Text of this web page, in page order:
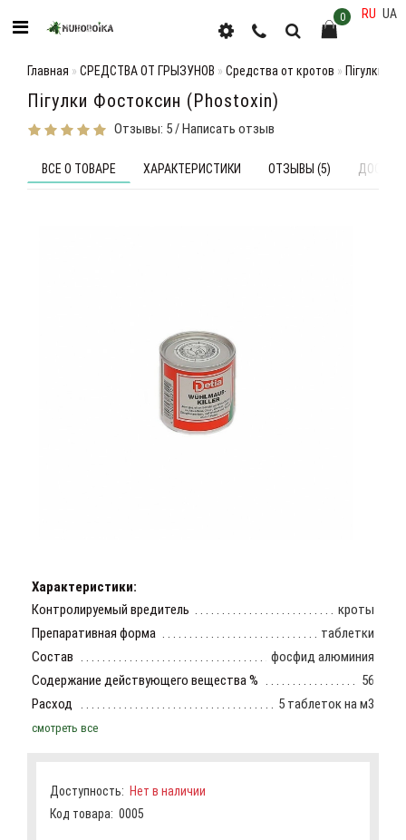
RU UA
0
Главная СРЕДСТВА ОТ ГРЫЗУНОВ Средства от кротов Пігулки
Пігулки Фостоксин (Phostoxin)
Отзывы: 5/Написать отзыв
ВСЕ О ТОВАРЕ ХАРАКТЕРИСТИКИ ОТЗЫВЫ (5)
Характеристики:
Контролируемый вредитель
кроты
Препаративная форма
таблетки
Состав
фосфид алюминия
Содержание действующего вещества %
56
Расход
5 таблеток на м3
смотреть все
Доступность: Нет в наличии
Код товара: 0005